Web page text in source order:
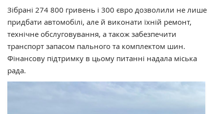
Зібрані 274 800 гривень і 300 євро дозволили не лише
придбати автомобілі, але й виконати їхній ремонт,
технічне обслуговування, а також забезпечити
транспорт запасом пального та комплектом шин.
Фінансову підтримку в цьому питанні надала міська
рада.